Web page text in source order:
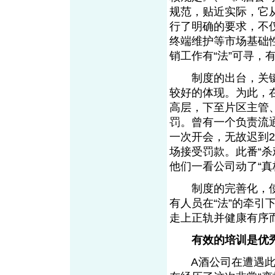
规范，贴近实际，它
行了明确的要求，不
终端维护等市场基础
销工作有“法”可寻
制度的出台，关键
较好的体现。为此，
高层，下至片区主管
罚。曾有一个负责流
一次开会，无故迟到
场接受罚款。此番“
他们一看公司动了“
制度的完善化，使
有人员在“法”的牵引
走上正轨并健康
有效的培训是优
A酒公司在遭遇此